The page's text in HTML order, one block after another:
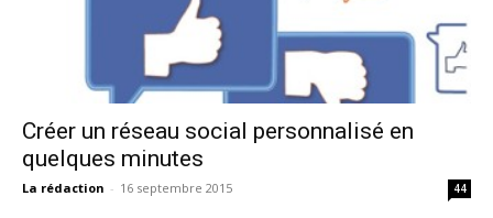
Créer un réseau social personnalisé en
quelques minutes
La rédaction - 16 septembre 2015 44